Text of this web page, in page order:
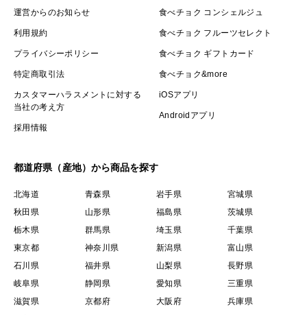
運営からのお知らせ
利用規約
プライバシーポリシー
特定商取引法
カスタマーハラスメントに対する
当社の考え方
採用情報
食べチョク コンシェルジュ
食べチョク フルーツセレクト
食べチョク ギフトカード
食べチョク&more
iOSアプリ
Androidアプリ
都道府県（産地）から商品を探す
北海道 青森県 岩手県
宮城県
秋田県
山形県 福島県
茨城県
栃木県
群馬県 埼玉県
千葉県
東京都
神奈川県 新潟県
富山県
石川県
福井県 山梨県
長野県
岐阜県
静岡県 愛知県
三重県
滋賀県
京都府 大阪府
兵庫県